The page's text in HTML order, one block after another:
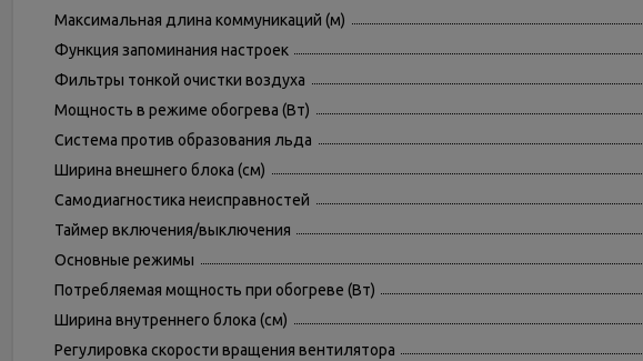
Максимальная длина коммуникаций (м)
Функция запоминания настроек
Фильтры тонкой очистки воздуха
Мощность в режиме обогрева (Вт)
Система против образования льда
Ширина внешнего блока (см)
Самодиагностика неисправностей
Таймер включения/выключения
Основные режимы
Потребляемая мощность при обогреве (Вт)
Ширина внутреннего блока (см)
Регулировка скорости вращения вентилятора